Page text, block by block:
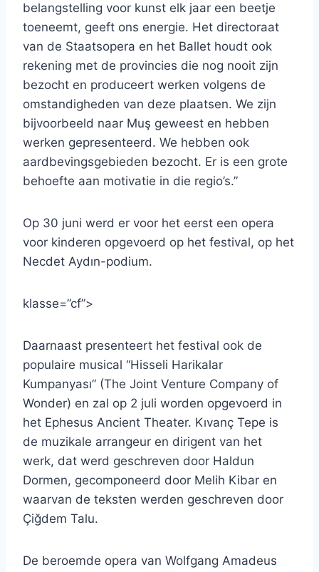
belangstelling voor kunst elk jaar een beetje
toeneemt, geeft ons energie. Het directoraat
van de Staatsopera en het Ballet houdt ook
rekening met de provincies die nog nooit zijn
bezocht en produceert werken volgens de
omstandigheden van deze plaatsen. We zijn
bijvoorbeeld naar Muş geweest en hebben
werken gepresenteerd. We hebben ook
aardbevingsgebieden bezocht. Er is een grote
behoefte aan motivatie in die regio’s.”
Op 30 juni werd er voor het eerst een opera
voor kinderen opgevoerd op het festival, op het
Necdet Aydın-podium.
klasse=”cf”>
Daarnaast presenteert het festival ook de
populaire musical “Hisseli Harikalar
Kumpanyası” (The Joint Venture Company of
Wonder) en zal op 2 juli worden opgevoerd in
het Ephesus Ancient Theater. Kıvanç Tepe is
de muzikale arrangeur en dirigent van het
werk, dat werd geschreven door Haldun
Dormen, gecomponeerd door Melih Kibar en
waarvan de teksten werden geschreven door
Çiğdem Talu.
De beroemde opera van Wolfgang Amadeus